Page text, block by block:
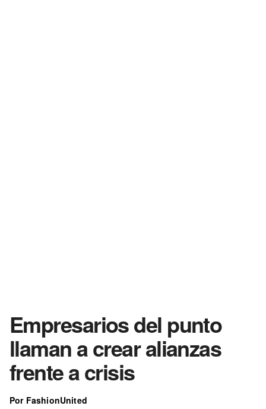
Empresarios del punto
llaman a crear alianzas
frente a crisis
Por FashionUnited